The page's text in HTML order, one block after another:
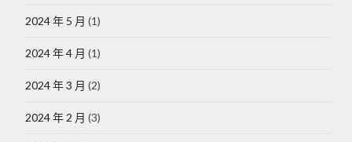
2024 年 5 月 (1)
2024 年 4 月 (1)
2024 年 3 月 (2)
2024 年 2 月 (3)